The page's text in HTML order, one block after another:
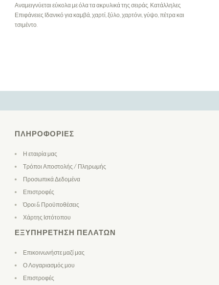
Αναμειγνύεται εύκολα με όλα τα ακρυλικά της σειράς. Κατάλληλες
Επιφάνειες Ιδανικό για καμβά, χαρτί, ξύλο, χαρτόνι, γύψο, πέτρα και
τσιμέντο.
ΠΛΗΡΟΦΟΡΊΕΣ
Η εταιρία μας
Τρόποι Αποστολής / Πληρωμής
Προσωπικά Δεδομένα
Επιστροφές
Όροι & Προϋποθέσεις
Χάρτης Ιστότοπου
ΕΞΥΠΗΡΈΤΗΣΗ ΠΕΛΑΤΏΝ
Επικοινωνήστε μαζί μας
Ο Λογαριασμός μου
Επιστροφές